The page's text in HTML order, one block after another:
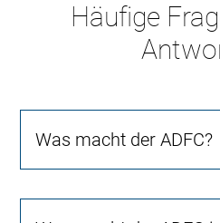
Häufige
Was macht der ADFC?